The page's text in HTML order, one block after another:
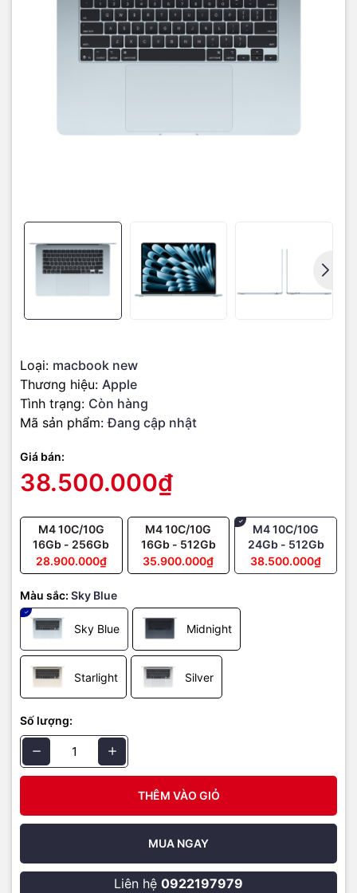
Loại: macbook new
Thương hiệu: Apple
Tình trạng: Còn hàng
Mã sản phẩm: Đang cập nhật
Giá bán:
38.500.000₫
M4 10C/10G
16Gb - 256Gb
28.900.000₫
M4 10C/10G
16Gb - 512Gb
35.900.000₫
M4 10C/10G
24Gb - 512Gb
38.500.000₫
Màu sắc: Sky Blue
Sky Blue Midnight
Starlight Silver
Số lượng:
THÊM VÀO GIỎ
MUA NGAY
Liên hệ 0922197979
trên tiến trình 3nm thế hệ mới, mang lại hiệu năng CPU và GPU
vượt trội so với thế hệ M2 và M3 trước đó. Theo Apple, M4 nhanh
hơn tới35% so với M3, đồng thời tiết kiệm điện năng hơn, giúp
máy vận hành mát mẻ và yên tĩnh.
Các điểm nổi bật của M4:
• CPU 10 nhân, GPU lên đến 12 nhân (tùy cấu hình)
• Hỗ trợ tốt hơn cho trí tuệ nhân tạo với Neural Engine thế hệ mới
• Tối ưu cho macOS Sequoia (2025)